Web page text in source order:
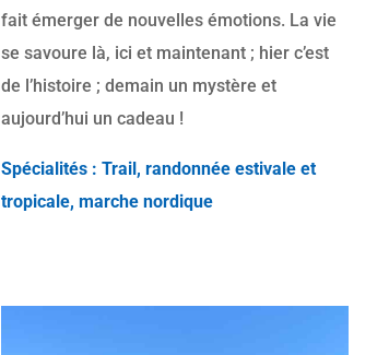
fait émerger de nouvelles émotions. La vie
se savoure là, ici et maintenant ; hier c’est
de l’histoire ; demain un mystère et
aujourd’hui un cadeau !
Spécialités : Trail, randonnée estivale et
tropicale, marche nordique